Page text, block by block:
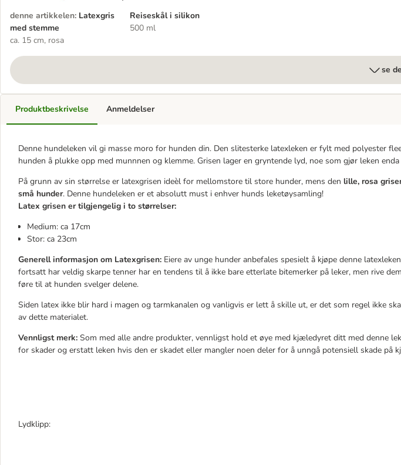
denne artikkelen: Latexgris
med stemme
ca. 15 cm, rosa
Reiseskål i silikon
500 ml
se
Produktbeskrivelse
Denne hundeleken vil gi masse moro for hunden din. Den slitesterke latexleken er fylt med polyester
hunden å plukke opp med munnnen og klemme. Grisen lager en gryntende lyd, noe som gjør leken
På grunn av sin størrelse er latexgrisen ideèl for mellomstore til store hunder, mens den lille, rosa
små hunder. Denne hundeleken er et absolutt must i enhver hunds leketøysamling!
Latex grisen er tilgjengelig i to størrelser:
Medium: ca 17cm
Stor: ca 23cm
Generell informasjon om Latexgrisen: Eiere av unge hunder anbefales spesielt å kjøpe denne
fortsatt har veldig skarpe tenner har en tendens til å ikke bare etterlate bitemerker på leker, men rive
føre til at hunden svelger delene.
Siden latex ikke blir hard i magen og tarmkanalen og vanligvis er lett å skille ut, er det som regel ikke
av dette materialet.
Vennligst merk: Som med alle andre produkter, vennligst hold et øye med kjæledyret ditt med denne
for skader og erstatt leken hvis den er skadet eller mangler noen deler for å unngå potensiell skade på
Lydklipp:
Anmeldelser